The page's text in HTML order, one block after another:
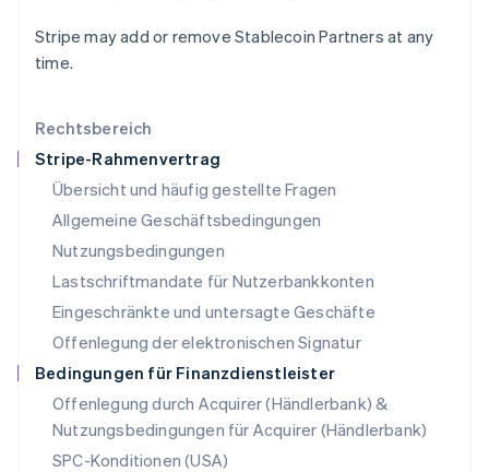
Rechtsbereich
Stripe-Rahmenvertrag
Übersicht und häufig gestellte Fragen
Allgemeine Geschäftsbedingungen
Nutzungsbedingungen
Lastschriftmandate für Nutzerbankkonten
Eingeschränkte und untersagte Geschäfte
Offenlegung der elektronischen Signatur
Bedingungen für Finanzdienstleister
Offenlegung durch Acquirer (Händlerbank) &
Nutzungsbedingungen für Acquirer (Händlerbank)
SPC-Konditionen (USA)
Stripe may add or remove Stablecoin Partners at any
time.
Luxemburg
Malaysia
Malta
English
Mexiko
EspañolEnglish
Neuseeland
Niederlande
NederlandsEnglish
Norwegen
English
Österreich
DeutschEnglish
Polen
English
Portugal
PortuguêsEnglish